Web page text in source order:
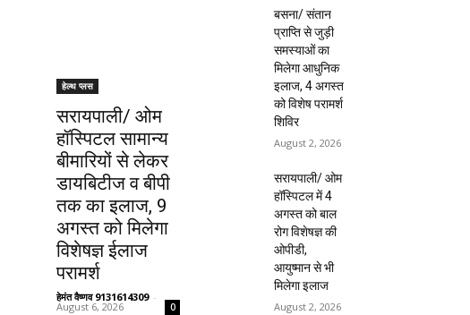
हेल्थ प्लस
सरायपाली/ ओम
हॉस्पिटल सामान्य
बीमारियों से लेकर
डायबिटीज व बीपी
तक का इलाज, 9
अगस्त को मिलेगा
विशेषज्ञ ईलाज
परामर्श
हेमंत वैष्णव 9131614309 -
August 6, 2026 0
बसना/ संतान
प्राप्ति से जुड़ी
समस्याओं का
मिलेगा आधुनिक
इलाज, 4 अगस्त
को विशेष परामर्श
शिविर
August 2, 2026
सरायपाली/ ओम
हॉस्पिटल में 4
अगस्त को बाल
रोग विशेषज्ञ की
ओपीडी,
आयुष्मान से भी
मिलेगा इलाज
August 2, 2026